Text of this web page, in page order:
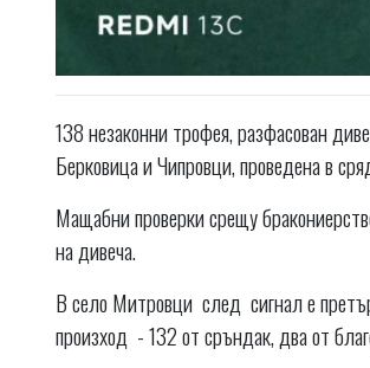
138 незаконни трофея, разфасован
Берковица и Чипровци, проведена в
Мащабни проверки срещу
на дивеча.
В село Митровци след сигнал е
произход - 132 от сръндак, два от